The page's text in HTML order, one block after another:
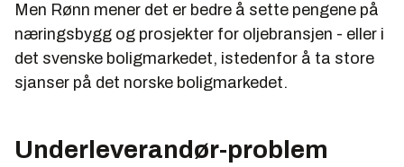
Men Rønn mener det er bedre å sette pengene på
næringsbygg og prosjekter for oljebransjen - eller i
det svenske boligmarkedet, istedenfor å ta store
sjanser på det norske boligmarkedet.
Underleverandør-problem